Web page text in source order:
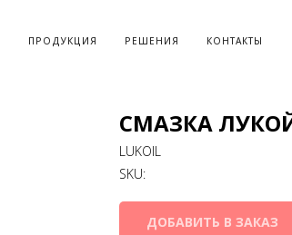
ПРОДУКЦИЯ РЕШЕНИЯ КОНТАКТЫ
СМАЗКА
LUKOIL
SKU:
ДОБАВИТЬ В ЗАКАЗ